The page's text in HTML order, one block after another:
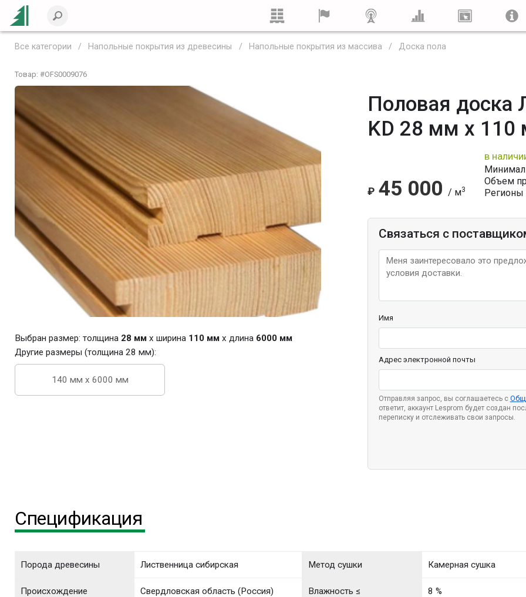
Все категории Напольные покрытия из древесины Напольные покрытия из массива Доска пола
Товар: #OFS0009076
Выбран размер: толщина 28 мм x ширина 110 мм x длина 6000 мм
Другие размеры (толщина 28 мм):
140 мм x 6000 мм
Половая доска
KD 28 мм x
₽ 45 000 / м3
в
Объем
Регионы
Связаться с
Имя
Адрес электронной почты
Отправляя запрос, вы соглашаетесь с
ответит, аккаунт Lesprom будет создан
переписку и отслеживать свои запросы.
Спецификация
Порода древесины Лиственница сибирская Метод сушки Камерная сушка
Происхождение
Свердловская область (Россия) Влажность ≤ 8 %